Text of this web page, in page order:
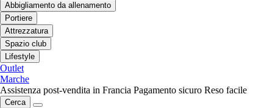
Abbigliamento da allenamento
Portiere
Attrezzatura
Spazio club
Lifestyle
Outlet
Marche
Assistenza post-vendita in Francia Pagamento sicuro Reso facile
Cerca